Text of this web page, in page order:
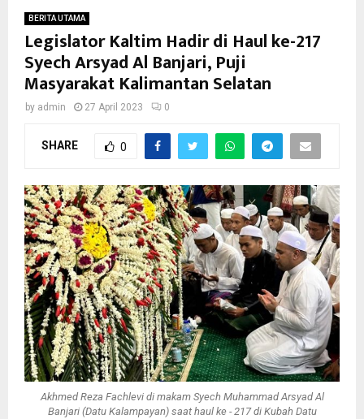
BERITA UTAMA
Legislator Kaltim Hadir di Haul ke-217
Syech Arsyad Al Banjari, Puji
Masyarakat Kalimantan Selatan
by admin 27 April 2023 0
SHARE 0
Akhmed Reza Fachlevi di makam Syech Muhammad Arsyad Al
Banjari (Datu Kalampayan) saat haul ke - 217 di Kubah Datu